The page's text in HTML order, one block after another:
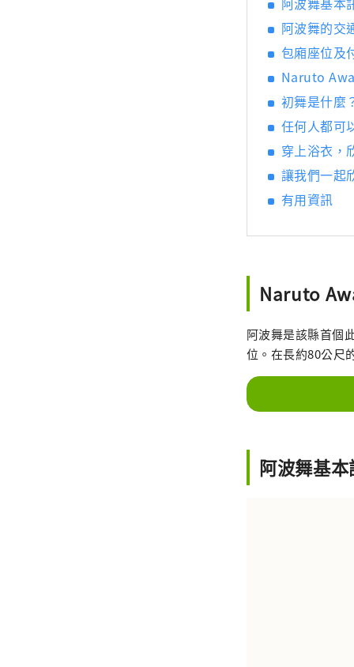
阿波舞的交
包廂座位及
Naruto
初舞是什麼
任何人都可
穿上浴衣，
讓我們一起
有用資訊
Naruto
阿波舞是該縣首個
位。在長約80公尺
阿波舞基